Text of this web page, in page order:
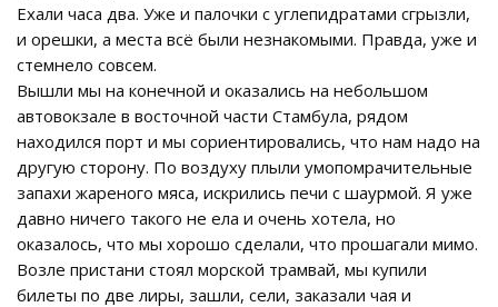
Ехали часа два. Уже и палочки с углепидратами сгрызли,
и орешки, а места всё были незнакомыми. Правда, уже и
стемнело совсем.
Вышли мы на конечной и оказались на небольшом
автовокзале в восточной части Стамбула, рядом
находился порт и мы сориентировались, что нам надо на
другую сторону. По воздуху плыли умопомрачительные
запахи жареного мяса, искрились печи с шаурмой. Я уже
давно ничего такого не ела и очень хотела, но
оказалось, что мы хорошо сделали, что прошагали мимо.
Возле пристани стоял морской трамвай, мы купили
билеты по две лиры, зашли, сели, заказали чая и